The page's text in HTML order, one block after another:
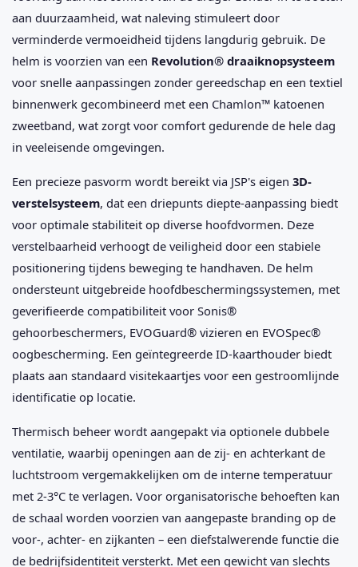
aan duurzaamheid, wat naleving stimuleert door
verminderde vermoeidheid tijdens langdurig gebruik. De
helm is voorzien van een Revolution® draaiknopsysteem
voor snelle aanpassingen zonder gereedschap en een textiel
binnenwerk gecombineerd met een Chamlon™ katoenen
zweetband, wat zorgt voor comfort gedurende de hele dag
in veeleisende omgevingen.
Een precieze pasvorm wordt bereikt via JSP's eigen 3D-
verstelsysteem, dat een driepunts diepte-aanpassing biedt
voor optimale stabiliteit op diverse hoofdvormen. Deze
verstelbaarheid verhoogt de veiligheid door een stabiele
positionering tijdens beweging te handhaven. De helm
ondersteunt uitgebreide hoofdbeschermingssystemen, met
geverifieerde compatibiliteit voor Sonis®
gehoorbeschermers, EVOGuard® vizieren en EVOSpec®
oogbescherming. Een geïntegreerde ID-kaarthouder biedt
plaats aan standaard visitekaartjes voor een gestroomlijnde
identificatie op locatie.
Thermisch beheer wordt aangepakt via optionele dubbele
ventilatie, waarbij openingen aan de zij- en achterkant de
luchtstroom vergemakkelijken om de interne temperatuur
met 2-3°C te verlagen. Voor organisatorische behoeften kan
de schaal worden voorzien van aangepaste branding op de
voor-, achter- en zijkanten – een diefstalwerende functie die
de bedrijfsidentiteit versterkt. Met een gewicht van slechts